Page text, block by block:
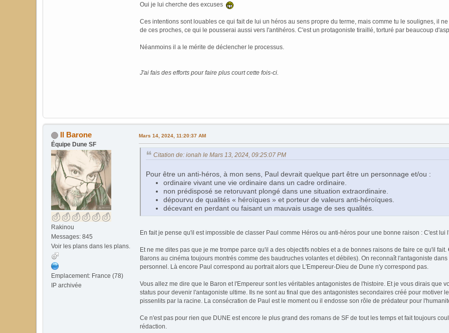
Oui je lui cherche des excuses
Ces intentions sont louables ce qui fait de lui un héros au sens propre du terme, mais comme tu le soulignes, il
de ces proches, ce qui le pousserai aussi vers l'antihéros. C'est un protagoniste tiraillé, torturé par beaucoup
Néanmoins il a le mérite de déclencher le processus.
J'ai fais des efforts pour faire plus court cette fois-ci.
Il Barone
Équipe Dune SF
Rakinou
Messages: 845
Voir les plans dans les plans.
Emplacement: France (78)
IP archivée
Mars 14, 2024, 11:20:37 AM
Citation de: ionah le Mars 13, 2024, 09:25:07 PM
Pour être un anti-héros, à mon sens, Paul devrait quelque part être un personnage et/ou :
ordinaire vivant une vie ordinaire dans un cadre ordinaire.
non prédisposé se retoruvant plongé dans une situation extraordinaire.
dépourvu de qualités « héroïques » et porteur de valeurs anti-héroïques.
décevant en perdant ou faisant un mauvais usage de ses qualités.
En fait je pense qu'il est impossible de classer Paul comme Héros ou anti-héros pour une bonne raison : C'est lui
Et ne me dites pas que je me trompe parce qu'il a des objectifs nobles et a de bonnes raisons de faire ce qu'il fait.
Barons au cinéma toujours montrés comme des baudruches volantes et débiles). On reconnaît l'antagoniste
personnel. Là encore Paul correspond au portrait alors que L'Empereur-Dieu de Dune n'y correspond pas.
Vous allez me dire que le Baron et l'Empereur sont les véritables antagonistes de l'histoire. Et je vous dirais que
status pour devenir l'antagoniste ultime. Ils ne sont au final que des antagonistes secondaires créé pour motiver
pissenlits par la racine. La consécration de Paul est le moment ou il endosse son rôle de prédateur pour
Ce n'est pas pour rien que DUNE est encore le plus grand des romans de SF de tout les temps et fait toujours
rédaction.